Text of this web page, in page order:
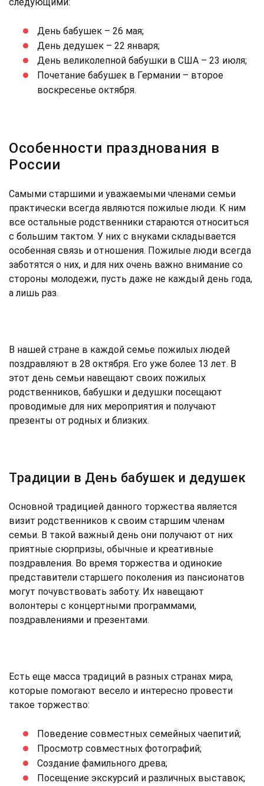
День бабушек – 26 мая;
День дедушек – 22 января;
День великолепной бабушки в США – 23 июля;
Почетание бабушек в Германии – второе
воскресенье октября.
Особенности празднования в
России
Самыми старшими и уважаемыми членами семьи
практически всегда являются пожилые люди. К ним
все остальные родственники стараются относиться
с большим тактом. У них с внуками складывается
особенная связь и отношения. Пожилые люди всегда
заботятся о них, и для них очень важно внимание со
стороны молодежи, пусть даже не каждый день года,
а лишь раз.
В нашей стране в каждой семье пожилых людей
поздравляют в 28 октября. Его уже более 13 лет. В
этот день семьи навещают своих пожилых
родственников, бабушки и дедушки посещают
проводимые для них мероприятия и получают
презенты от родных и близких.
Традиции в День бабушек и дедушек
Основной традицией данного торжества является
визит родственников к своим старшим членам
семьи. В такой важный день они получают от них
приятные сюрпризы, обычные и креативные
поздравления. Во время торжества и одинокие
представители старшего поколения из пансионатов
могут почувствовать заботу. Их навещают
волонтеры с концертными программами,
поздравлениями и презентами.
Есть еще масса традиций в разных странах мира,
которые помогают весело и интересно провести
такое торжество:
Поведение совместных семейных чаепитий;
Просмотр совместных фотографий;
Создание фамильного древа;
Посещение экскурсий и различных выставок;